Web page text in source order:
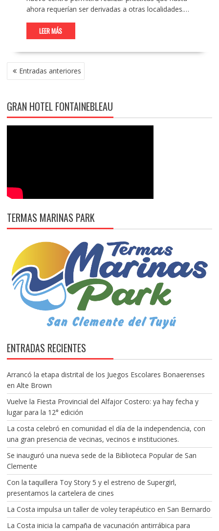
ahora requerían ser derivadas a otras localidades.…
LEER MÁS
NAVEGACIÓN
DE Entradas anteriores
GRAN HOTEL FONTAINEBLEAU
TERMAS MARINAS PARK
ENTRADAS RECIENTES
Arrancó la etapa distrital de los Juegos Escolares Bonaerenses
en Alte Brown
Vuelve la Fiesta Provincial del Alfajor Costero: ya hay fecha y
lugar para la 12° edición
La costa celebró en comunidad el día de la independencia, con
una gran presencia de vecinas, vecinos e instituciones.
Se inauguró una nueva sede de la Biblioteca Popular de San
Clemente
Con la taquillera Toy Story 5 y el estreno de Supergirl,
presentamos la cartelera de cines
La Costa impulsa un taller de voley terapéutico en San Bernardo
La Costa inicia la campaña de vacunación antirrábica para